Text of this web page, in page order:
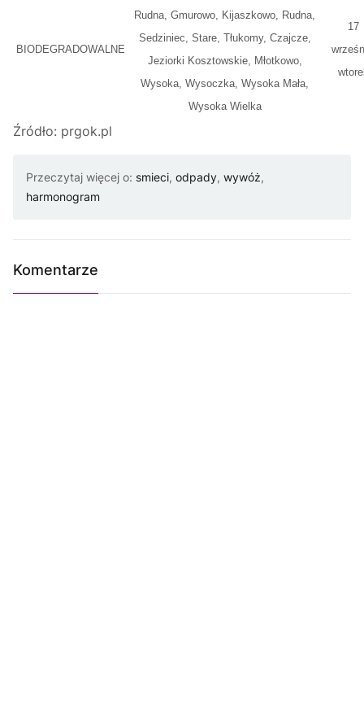
BIODEGRADOWALNE
Rudna, Gmurowo, Kijaszkowo, Rudna,
Sedziniec, Stare, Tłukomy, Czajcze,
Jeziorki Kosztowskie, Młotkowo,
Wysoka, Wysoczka, Wysoka Mała,
Wysoka Wielka
17
Źródło: prgok.pl
Przeczytaj więcej o: smieci, odpady, wywóż,
harmonogram
Komentarze